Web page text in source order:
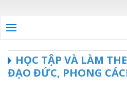
HỌC TẬP VÀ LÀM
ĐẠO ĐỨC, PHONG